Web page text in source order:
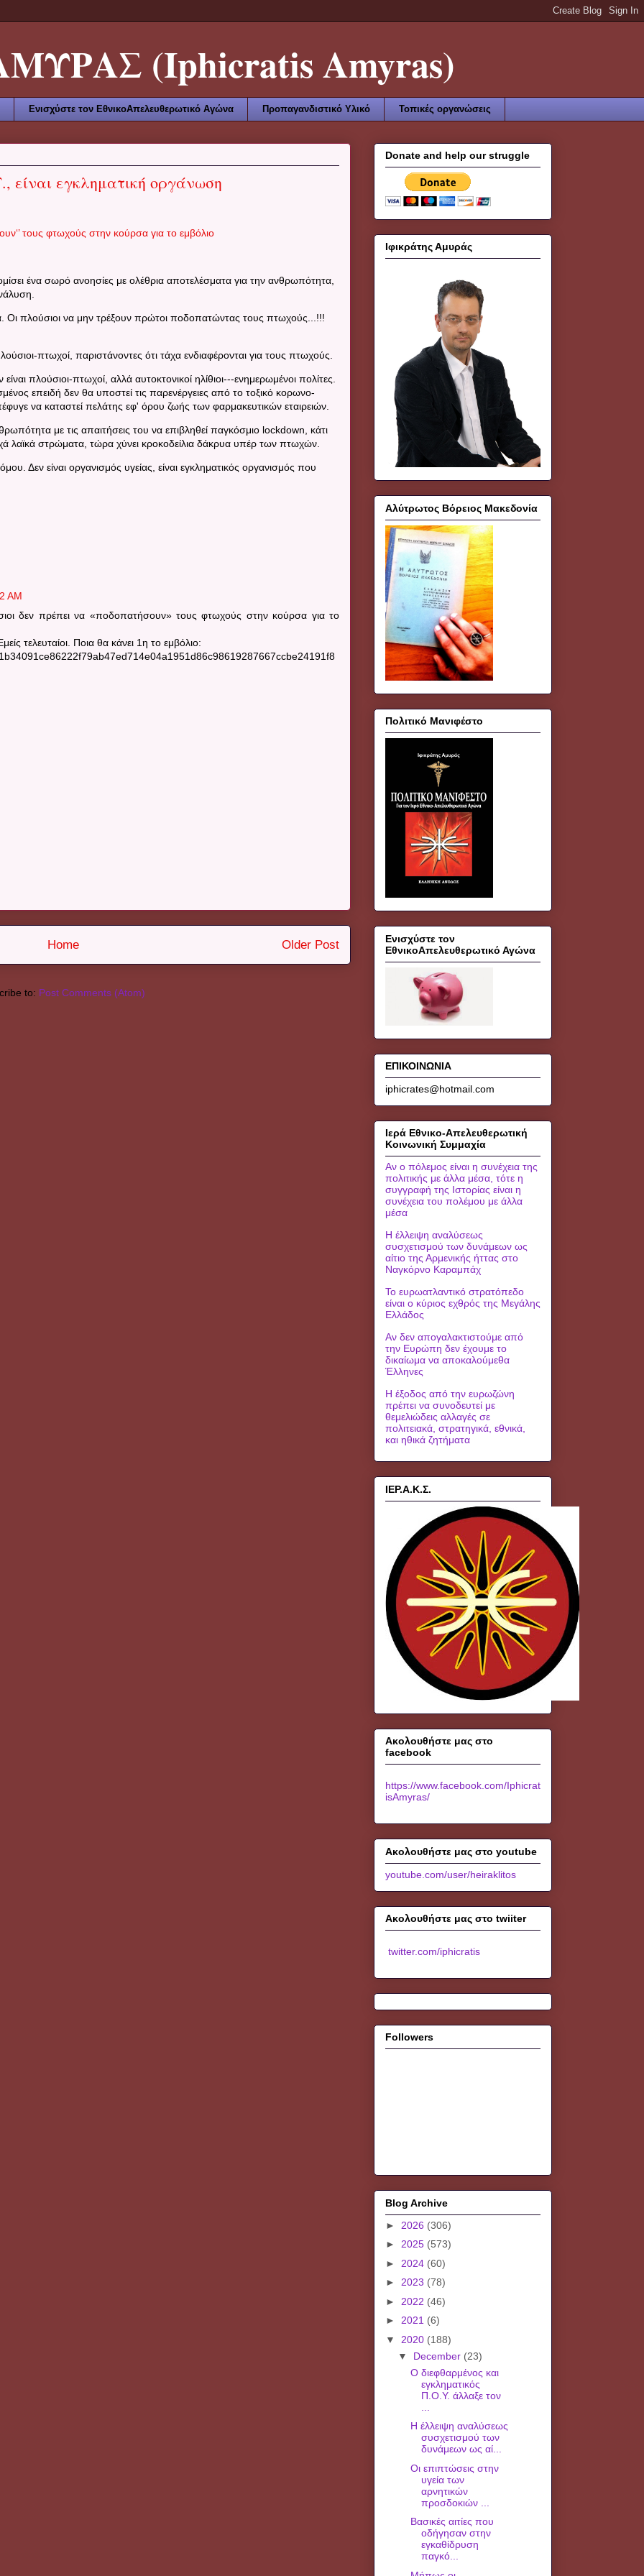
(Iphicratis Amyras)
Ενισχύστε τον ΕθνικοΑπελευθερωτικό Αγώνα Προπαγανδιστικό Υλικό Τοπικές οργανώσεις
εγκληματική οργάνωση
τους φτωχούς στην κούρσα για το εμβόλιο
ένα σωρό ανοησίες με ολέθρια αποτελέσματα για την ανθρωπότητα,
Οι πλούσιοι να μην τρέξουν πρώτοι ποδοπατώντας τους πτωχούς...!!!
πτωχοί, παριστάνοντες ότι τάχα ενδιαφέρονται για τους πτωχούς.
πλούσιοι-πτωχοί, αλλά αυτοκτονικοί ηλίθιοι---ενημερωμένοι πολίτες.
επειδή δεν θα υποστεί τις παρενέργειες από το τοξικό κορωνο-
να καταστεί πελάτης εφ' όρου ζωής των φαρμακευτικών εταιρειών.
με τις απαιτήσεις του να επιβληθεί παγκόσμιο lockdown, κάτι
λαϊκά στρώματα, τώρα χύνει κροκοδείλια δάκρυα υπέρ των πτωχών.
Δεν είναι οργανισμός υγείας, είναι εγκληματικός οργανισμός που
AM
δεν πρέπει να «ποδοπατήσουν» τους φτωχούς στην κούρσα για το
τελευταίοι. Ποια θα κάνει 1η το εμβόλιο:
Older Post
Home
to: Post Comments (Atom)
Donate and help our struggle
Ιφικράτης Αμυράς
Αλύτρωτος Βόρειος Μακεδονία
Πολιτικό Μανιφέστο
Ενισχύστε τον
ΕθνικοΑπελευθερωτικό Αγώνα
ΕΠΙΚΟΙΝΩΝΙΑ
iphicrates@hotmail.com
Ιερά Εθνικο-Απελευθερωτική
Κοινωνική Συμμαχία
Αν ο πόλεμος είναι η συνέχεια της
πολιτικής με άλλα μέσα, τότε η
συγγραφή της Ιστορίας είναι η
συνέχεια του πολέμου με άλλα
μέσα
Η έλλειψη αναλύσεως
συσχετισμού των δυνάμεων ως
αίτιο της Αρμενικής ήττας στο
Ναγκόρνο Καραμπάχ
Το ευρωατλαντικό στρατόπεδο
είναι ο κύριος εχθρός της Μεγάλης
Ελλάδος
Αν δεν απογαλακτιστούμε από
την Ευρώπη δεν έχουμε το
δικαίωμα να αποκαλούμεθα
Έλληνες
Η έξοδος από την ευρωζώνη
πρέπει να συνοδευτεί με
θεμελιώδεις αλλαγές σε
πολιτειακά, στρατηγικά, εθνικά,
και ηθικά ζητήματα
ΙΕΡ.Α.Κ.Σ.
Ακολουθήστε μας στο
facebook
https://www.facebook.com/Iphicrat
isAmyras/
Ακολουθήστε μας στο youtube
youtube.com/user/heiraklitos
Ακολουθήστε μας στο twiiter
twitter.com/iphicratis
Followers
Blog Archive
► 2026 (306)
► 2025 (573)
► 2024 (60)
► 2023 (78)
► 2022 (46)
► 2021 (6)
▼ 2020 (188)
▼ December (23)
Ο διεφθαρμένος και
εγκληματικός
Π.Ο.Υ. άλλαξε τον
Η έλλειψη αναλύσεως
συσχετισμού των
δυνάμεων ως αί...
Οι επιπτώσεις στην
υγεία των
αρνητικών
προσδοκιών ...
Βασικές αιτίες που
οδήγησαν στην
εγκαθίδρυση
παγκό...